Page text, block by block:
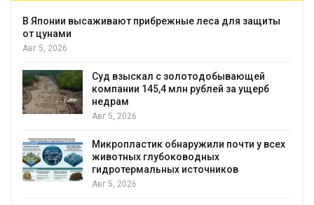
В Японии высаживают прибрежные леса для защиты
от цунами
Авг 5, 2026
Суд взыскал с золотодобывающей
компании 145,4 млн рублей за ущерб
недрам
Авг 5, 2026
Микропластик обнаружили почти у всех
животных глубоководных
гидротермальных источников
Авг 5, 2026